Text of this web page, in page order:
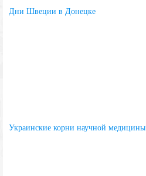
Дни Швеции в Донецке
Украинские корни научной